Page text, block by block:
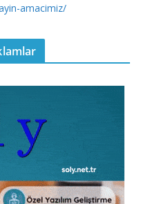
amacimiz/